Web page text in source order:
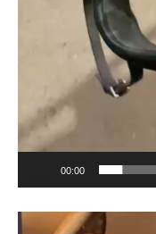
00:00
Videotoistin